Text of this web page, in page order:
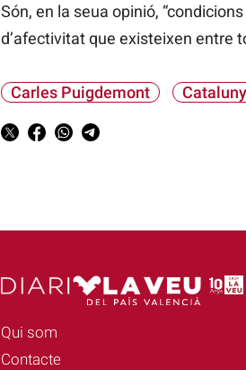
Són, en la seua opinió, “condicions
d’afectivitat que existeixen entre
Carles Puigdemont
Qui som
Contacte